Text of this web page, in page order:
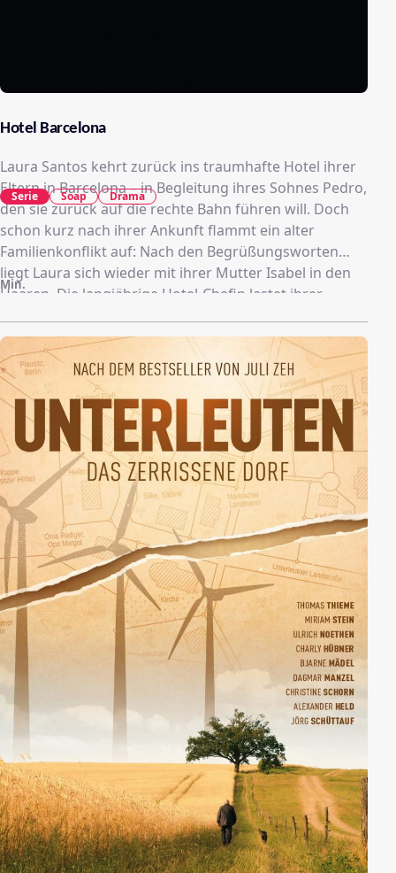
Hotel Barcelona
Laura Santos kehrt zurück ins traumhafte Hotel ihrer
Eltern in Barcelona – in Begleitung ihres Sohnes Pedro,
den sie zurück auf die rechte Bahn führen will. Doch
schon kurz nach ihrer Ankunft flammt ein alter
Familienkonflikt auf: Nach den Begrüßungsworten
liegt Laura sich wieder mit ihrer Mutter Isabel in den
Haaren. Die langjährige Hotel-Chefin lastet ihrer
gegangen zu sein, statt sich für das elterliche
Unternehmen einzusetzen. Heute ist der Hotelbetrieb
in keinem guten Zustand – mit düsteren Perspektiven.
Min.
Serie Soap Drama